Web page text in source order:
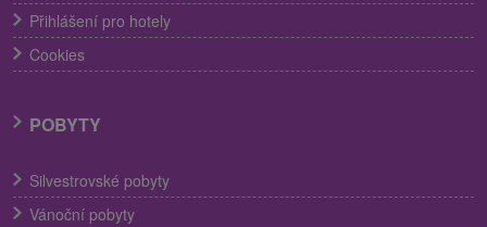
Přihlášení pro hotely
Cookies
POBYTY
Silvestrovské pobyty
Vánoční pobyty